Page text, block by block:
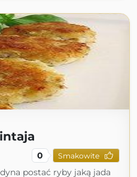
0 Smakowite
postać ryby jaką jada